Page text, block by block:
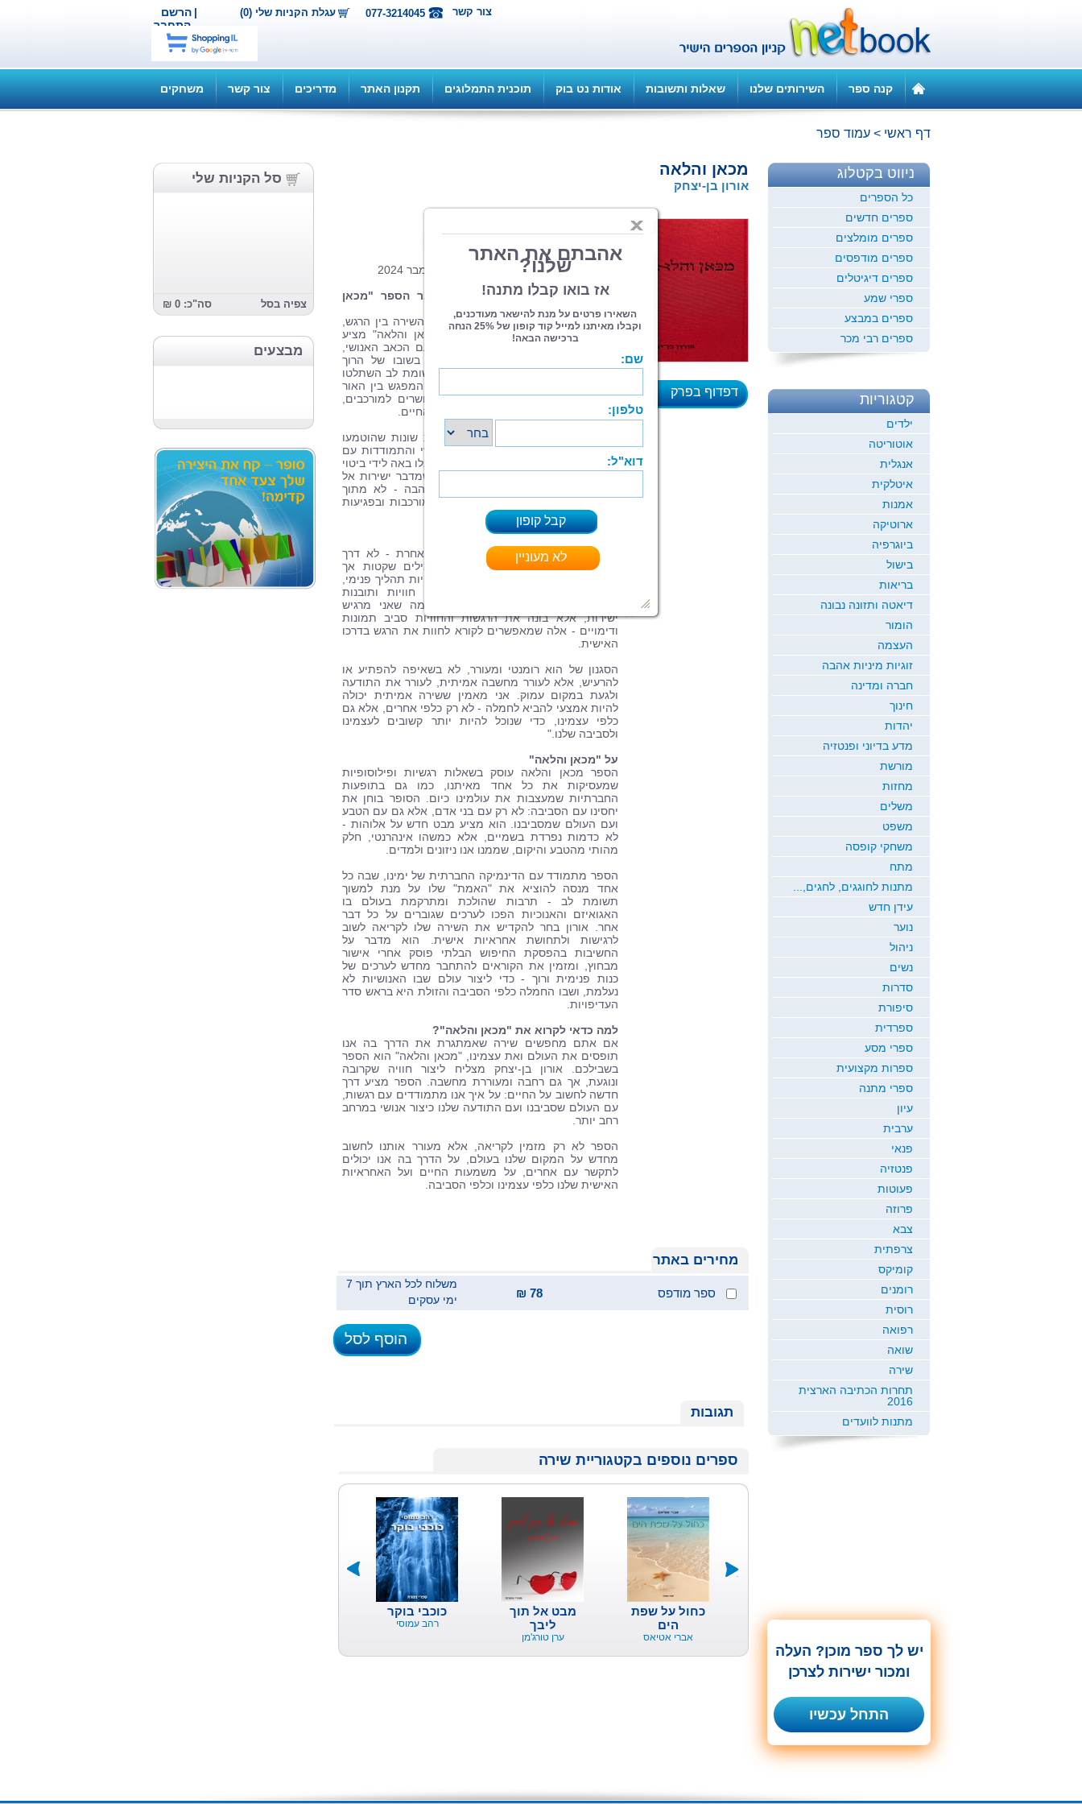
הרשם |
התחבר
עגלת הקניות שלי (0) 077-3214045 צור קשר
קנה ספר השירותים שלנו שאלות ותשובות אודות נט בוק תוכנית התמלוגים תקנון האתר מדריכים צור קשר משחקים
דף ראשי > עמוד ספר
סל הקניות שלי
צפיה בסל סה"כ: 0 ₪
מבצעים
מכאן והלאה
אורון בן-יצחק
דפדוף בפרק
אורון בן-יצחק - משורר ויוצר, מחבר הספר "מכאן
אורון בן-יצחק הוא משורר שנע באומנות השירה בין הרגש,
אינטימיות והתבוננות פנימה. ספרו "מכאן והלאה" מציע
מסע חווייתי ששם דגש על התמודדות עם הכאב האנושי,
החיפוש אחר משמעות, ועל החשיבות בשובו של הרוך
בעולם שבו הצעקות והחיפושים אחרי תשומת לב השתלטו
על השיח הציבורי. הוא שואף לתאר את המפגש בין האור
לחושך, את הצומת שבין הרגעים המאושרים למורכבים,
ואת השתוקות והכאב שמלווים את מסע החיים.
לאורך השנים, אורון התמודד עם חוויות שונות שהוטמעו
ביצירתו: חוויות של אובדן, של שינוי אישי והתמודדות עם
זהויות משתנות. כל אחת מהתמודדויות אלו באה לידי ביטוי
בשיריו. "מכאן והלאה" הוא ספר שירה שמדבר ישירות אל
הלב, ומציע מבט חדש על החיים והאהבה - לא מתוך
אופטימיות שקרית, אלא מתוך הכרה במורכבות ובפגיעות
האנושית.
הגעתי לכתיבה מתוך רצון להציע דרך אחרת - לא דרך
צעקות או ביטויים גסים, אלא דרך מילים שקטות אך
עוצמתיות. אני מאמין שהשירה צריכה להיות תהליך פנימי,
שבו הקורא נשאב לעולם של רגשות, חוויות ותובנות
מעוררות מחשבה. אני לא כותב את מה שאני מרגיש
ישירות, אלא בונה את הרגשות והחוויות סביב תמונות
ודימויים - אלה שמאפשרים לקורא לחוות את הרגש בדרכו
האישית.
הסגנון של הוא רומנטי ומעורר, לא בשאיפה להפתיע או
להרעיש, אלא לעורר מחשבה אמיתית, לעורר את התודעה
ולגעת במקום עמוק. אני מאמין ששירה אמיתית יכולה
להיות אמצעי להביא לחמלה - לא רק כלפי אחרים, אלא גם
כלפי עצמינו, כדי שנוכל להיות יותר קשובים לעצמינו
ולסביבה שלנו."
על "מכאן והלאה"
הספר מכאן והלאה עוסק בשאלות רגשיות ופילוסופיות
שמעסיקות את כל אחד מאיתנו, כמו גם בתופעות
החברתיות שמעצבות את עולמינו כיום. הסופר בוחן את
יחסינו עם הסביבה: לא רק עם בני אדם, אלא גם עם הטבע
ועם העולם שמסביבנו. הוא מציע מבט חדש על אלוהות -
לא כדמות נפרדת בשמיים, אלא כמשהו אינהרנטי, חלק
מהותי מהטבע והיקום, שממנו אנו ניזונים ולמדים.
הספר מתמודד עם הדינמיקה החברתית של ימינו, שבה כל
אחד מנסה להוציא את "האמת" שלו על מנת למשוך
תשומת לב - תרבות שהולכת ומתרקמת בעולם בו
האגואיזם והאנוכיות הפכו לערכים שגוברים על כל דבר
אחר. אורון בחר להקדיש את השירה שלו לקריאה לשוב
לרגישות ולתחושת אחראיות אישית. הוא מדבר על
החשיבות בהפסקת החיפוש הבלתי פוסק אחרי אישור
מבחוץ, ומזמין את הקוראים להתחבר מחדש לערכים של
כנות פנימית ורוך - כדי ליצור עולם שבו האנושיות לא
נעלמת, ושבו החמלה כלפי הסביבה והזולת היא בראש סדר
העדיפויות.
למה כדאי לקרוא את "מכאן והלאה"?
אם אתם מחפשים שירה שאמתגרת את הדרך בה אנו
תופסים את העולם ואת עצמינו, "מכאן והלאה" הוא הספר
בשבילכם. אורון בן-יצחק מצליח ליצור חוויה שקרובה
ונוגעת, אך גם רחבה ומעוררת מחשבה. הספר מציע דרך
חדשה לחשוב על החיים: על איך אנו מתמודדים עם רגשות,
עם העולם שסביבנו ועם התודעה שלנו כיצור אנושי במרחב
רחב יותר.
הספר לא רק מזמין לקריאה, אלא מעורר אותנו לחשוב
מחדש על המקום שלנו בעולם, על הדרך בה אנו יכולים
לתקשר עם אחרים, על משמעות החיים ועל האחראיות
האישית שלנו כלפי עצמינו וכלפי הסביבה.
מחירים באתר
ספר מודפס 78 ₪
משלוח לכל הארץ תוך 7
ימי עסקים
הוסף לסל
תגובות
ספרים נוספים בקטגוריית שירה
כוכבי בוקר
רהב עמוסי
מבט אל תוך
ליבך
ערן טורג'מן
כחול על שפת
הים
אברי אטיאס
אל תקראו את
יחד לכודים.....
אורנה לבבי
ניווט בקטלוג
כל הספרים
ספרים חדשים
ספרים מומלצים
ספרים מודפסים
ספרים דיגיטלים
ספרי שמע
ספרים במבצע
ספרים רבי מכר
קטגוריות
ילדים
אוטוריטה
אנגלית
איטלקית
אמנות
ארוטיקה
ביוגרפיה
בישול
בריאות
דיאטה ותזונה נבונה
הומור
העצמה
זוגיות מיניות אהבה
חברה ומדינה
חינוך
יהדות
מדע בדיוני ופנטזיה
מורשת
מחזות
משלים
משפט
משחקי קופסה
מתח
מתנות לחוגגים, לחגים,...
עידן חדש
נוער
ניהול
נשים
סדרות
סיפורת
ספרדית
ספרי מסע
ספרות מקצועית
ספרי מתנה
עיון
ערבית
פנאי
פנטזיה
פעוטות
פרוזה
צבא
צרפתית
קומיקס
רומנים
רוסית
רפואה
שואה
שירה
תחרות הכתיבה הארצית
2016
מתנות לוועדים
יש לך ספר מוכן? העלה
ומכור ישירות לצרכן
התחל עכשיו